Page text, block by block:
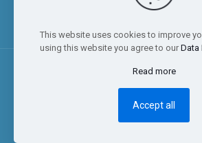
© 2023 Adopt a paw today | All
This website uses cookies to improve
using this website you agree to our Data
Read more
Accept all